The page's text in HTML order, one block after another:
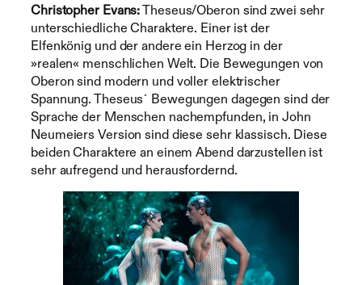
Christopher Evans:Theseus/Oberon sind zwei sehr
unterschiedliche Charaktere. Einer ist der
Elfenkönig und der andere ein Herzog in der
»realen« menschlichen Welt. Die Bewegungen von
Oberon sind modern und voller elektrischer
Spannung. Theseus´ Bewegungen dagegen sind der
Sprache der Menschen nachempfunden, in John
Neumeiers Version sind diese sehr klassisch. Diese
beiden Charaktere an einem Abend darzustellen ist
sehr aufregend und herausfordernd.